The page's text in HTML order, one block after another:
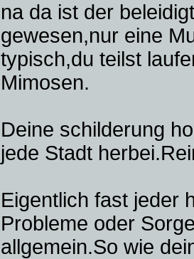
na da ist der
gewesen,nur eine
typisch,du teilst
Mimosen.
Deine schilderung
jede Stadt
Eigentlich fast jeder
Probleme oder
allgemein.So wie